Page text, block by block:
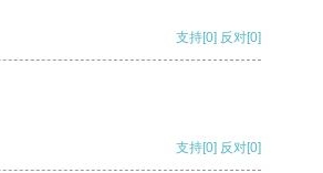
支持[0] 反对[0]
支持[0] 反对[0]